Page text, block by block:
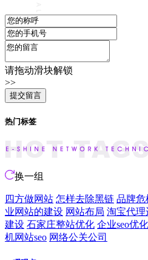
请拖动滑块解锁
>>
热门标签
换一组
四方做网站 怎样去除黑链 品牌危
业网站的建设 网站布局 淘宝代理
建设 石家庄整站优化 企业seo优
机网站seo 网络公关公司